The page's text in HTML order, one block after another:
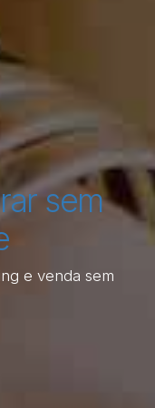
sem
e venda sem